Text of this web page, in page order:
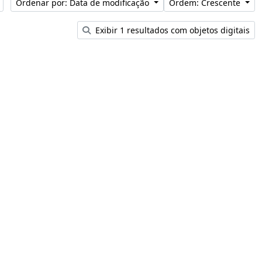
Ordenar por: Data de modificação Ordem: Crescente
Exibir 1 resultados com objetos digitais